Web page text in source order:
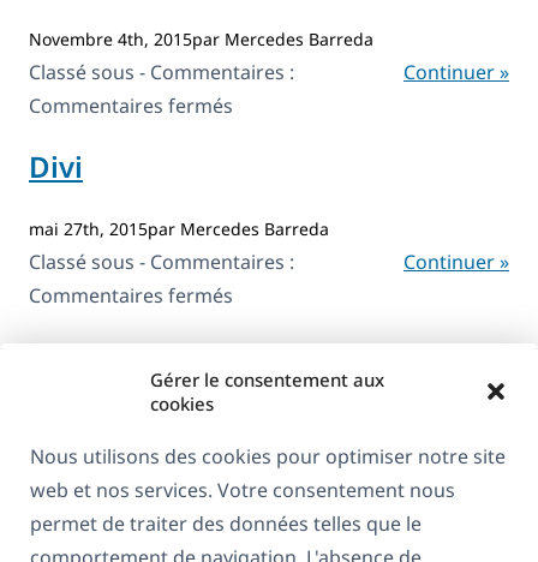
Gérer le consentement aux
cookies
Nous utilisons des cookies pour optimiser notre site
web et nos services. Votre consentement nous
permet de traiter des données telles que le
Novembre 4th, 2015par Mercedes Barreda
Continuer »
Classé sous - Commentaires :
Commentaires fermés
Divi
mai 27th, 2015par Mercedes Barreda
Continuer »
Classé sous - Commentaires :
Commentaires fermés
À propos de WPML
RGPD & Politique de confidentialité